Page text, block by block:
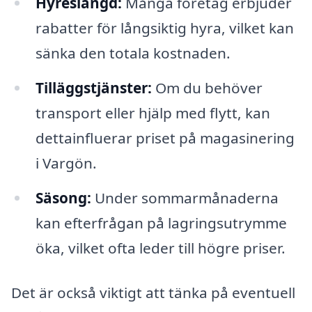
rabatter för långsiktig hyra, vilket kan
sänka den totala kostnaden.
Tilläggstjänster: Om du behöver
transport eller hjälp med flytt, kan
dettainfluerar priset på magasinering
i Vargön.
Säsong: Under sommarmånaderna
kan efterfrågan på lagringsutrymme
öka, vilket ofta leder till högre priser.
Det är också viktigt att tänka på eventuell